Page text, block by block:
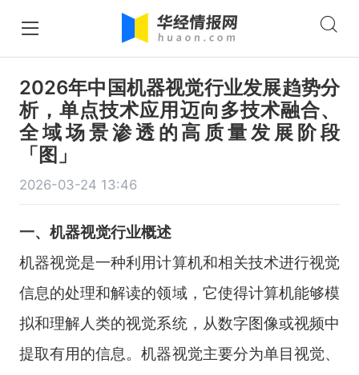
2026年中国机器视觉行业发展趋势分
析，单点技术应用迈向多技术融合、
全域场景渗透的高质量发展阶段
「图」
2026-03-24 13:46
一、 机器视觉行业概述
机器视觉是一种利用计算机和相关技术进行视觉
信息的处理和解读的领域，它使得计算机能够模
拟和理解人类的视觉系统，从数字图像或视频中
提取有用的信息。机器视觉主要分为单目视觉、